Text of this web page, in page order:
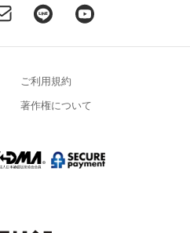
ご利用規約
著作権について